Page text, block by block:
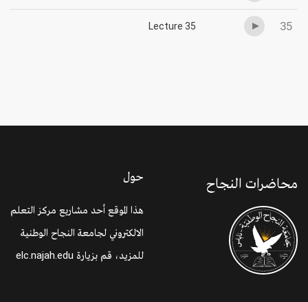
35
Lecture 35
محاضرات النجاح حول
هذا الموقع أحد مشاريع مركز التعلم
الالكتروني لجامعة النجاح الوطنية
للمزيد، قم بزيارة elc.najah.edu